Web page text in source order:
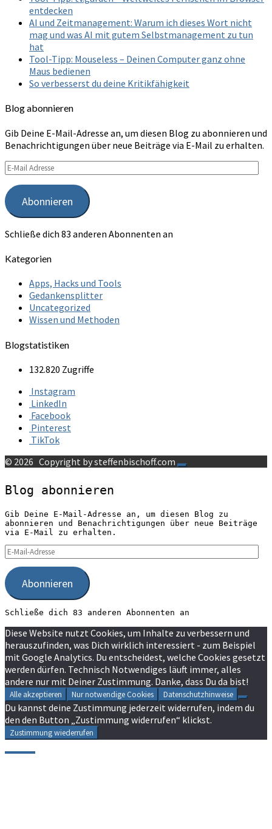
entdecken
AI und Zeitmanagement: Warum ich dieses Wort nicht
mag und was AI mit gutem Selbstmanagement zu tun
hat
Tool-Tipp: Mouseless – Deinen Computer ganz ohne
Maus bedienen
So verbesserst du deine Kritikfähigkeit
Blog abonnieren
Gib Deine E-Mail-Adresse an, um diesen Blog zu abonnieren und
Benachrichtigungen über neue Beiträge via E-Mail zu erhalten.
E-
Mail
Adresse
Abonnieren
Schließe dich 83 anderen Abonnenten an
Kategorien
Apps, Hacks und Tools
Gedankensplitter
Uncategorized
Wissen und Methoden
Blogstatistiken
132.820 Zugriffe
Instagram
LinkedIn
Facebook
Pinterest
TikTok
© 2026 Copyright by steffenbischoff.com
Blog abonnieren
Gib Deine E-Mail-Adresse an, um diesen Blog zu
abonnieren und Benachrichtigungen über neue Beiträge
via E-Mail zu erhalten.
E-
Mail-
Adresse
Abonnieren
Schließe dich 83 anderen Abonnenten an
Diese Website nutzt Cookies, um Inhalte zu verbessern und
herauszufinden, was Dich wirklich interessiert - zum Beispiel
mit Google Analytics. Du entscheidest, welche Cookies gesetzt
werden dürfen. Technisch Notwendiges läuft immer, alles
andere nur mit Deiner Zustimmung. Danke, dass Du da bist!
Alle akzeptieren Nur notwendige Cookies Datenschutzhinweise
Du kannst deine Zustimmung jederzeit widerrufen, indem du
den den Button „Zustimmung widerrufen“ klickst.
Zustimmung wiederrufen